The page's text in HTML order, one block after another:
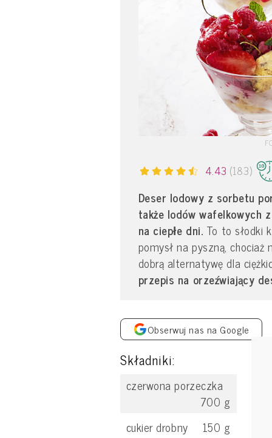
4.43 (183)
Deser lodowy z sorbetu
także lodów wafelkowych
na ciepłe dni. To to słodki
pomysł na pyszną,
dobrą alternatywę dla
przepis na orzeźwiający
Obserwuj nas na Google
Składniki:
czerwona porzeczka
700 g
cukier drobny
150 g